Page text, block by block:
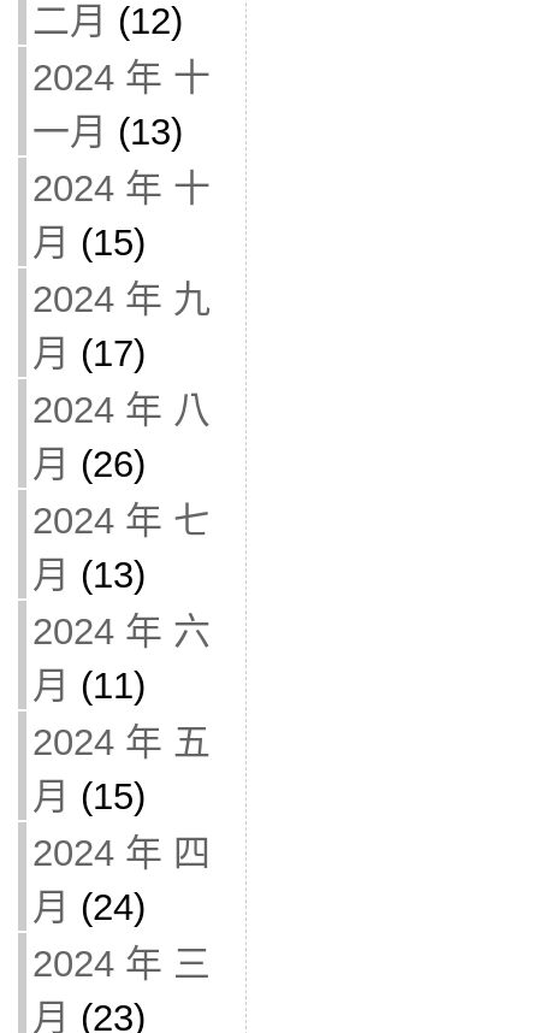
二月 (12)
2024 年 十
一月 (13)
2024 年 十
月 (15)
2024 年 九
月 (17)
2024 年 八
月 (26)
2024 年 七
月 (13)
2024 年 六
月 (11)
2024 年 五
月 (15)
2024 年 四
月 (24)
2024 年 三
月 (23)